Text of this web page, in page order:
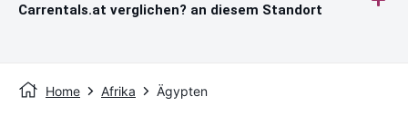
Carrentals.at verglichen? an diesem Standort
Home Afrika Ägypten